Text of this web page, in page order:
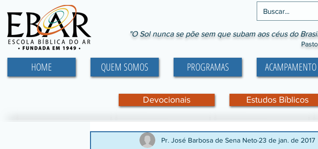
"O Sol nunca se põe sem que subam aos céus do
HOME QUEM SOMOS PROGRAMAS ACAMPAMENTO
Devocionais Estudos Bíblicos
Pr. José Barbosa de Sena Neto 23 de jan. de 2017